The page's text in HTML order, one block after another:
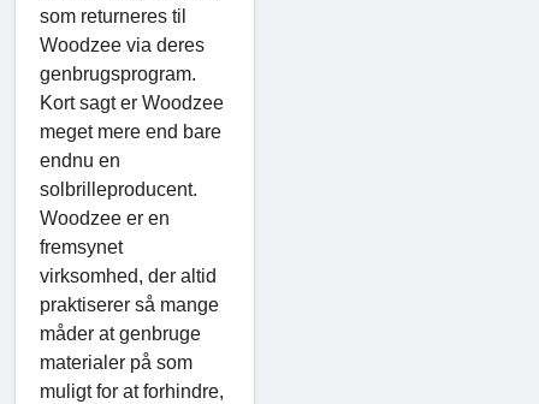
som returneres til
Woodzee via deres
genbrugsprogram.
Kort sagt er Woodzee
meget mere end bare
endnu en
solbrilleproducent.
Woodzee er en
fremsynet
virksomhed, der altid
praktiserer så mange
måder at genbruge
materialer på som
muligt for at forhindre,